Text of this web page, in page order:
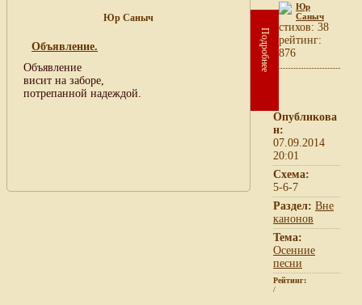
Юр Саныч
Объявление.
Объявление
висит на заборе,
потрепанной надеждой.
Подробнее
Юр
Саныч
cтихов: 38
рейтинг:
876
Опубликова
н:
07.09.2014
20:01
Схема:
5-6-7
Раздел: Вне
канонов
Тема:
Осенние
песни
Рейтинг:
/